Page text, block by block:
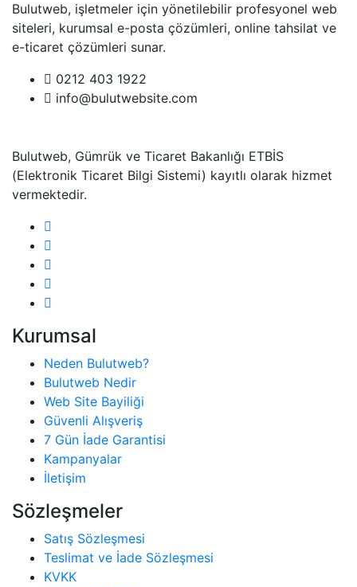
Bulutweb, işletmeler için yönetilebilir profesyonel web
siteleri, kurumsal e-posta çözümleri, online tahsilat ve
e-ticaret çözümleri sunar.
0212 403 1922
info@bulutwebsite.com
Bulutweb, Gümrük ve Ticaret Bakanlığı ETBİS
(Elektronik Ticaret Bilgi Sistemi) kayıtlı olarak hizmet
vermektedir.
Kurumsal
Neden Bulutweb?
Bulutweb Nedir
Web Site Bayiliği
Güvenli Alışveriş
7 Gün İade Garantisi
Kampanyalar
İletişim
Sözleşmeler
Satış Sözleşmesi
Teslimat ve İade Sözleşmesi
KVKK